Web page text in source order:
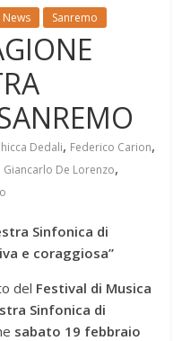
News Sanremo
Dedali, Federico Carion,
Giancarlo De Lorenzo,
Sinfonica di
e coraggiosa”
del Festival di Musica
Sinfonica di
sabato 19 febbraio